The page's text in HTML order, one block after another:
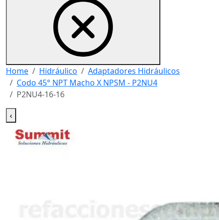
Home Hidráulico
Adaptadores Hidráulicos
Codo 45° NPT Macho X NPSM - P2NU4
P2NU4-16-16
‹